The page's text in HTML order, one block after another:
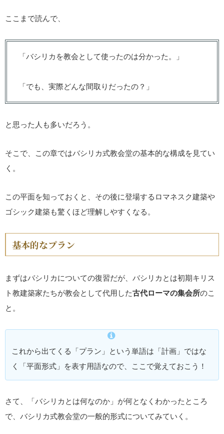
ここまで読んで、
「バシリカを教会として使ったのは分かった。」
「でも、実際どんな間取りだったの？」
と思った人も多いだろう。
そこで、この章ではバシリカ式教会堂の基本的な構成を見てい
く。
この平面を知っておくと、その後に登場するロマネスク建築や
ゴシック建築も驚くほど理解しやすくなる。
基本的なプラン
まずはバシリカについての復習だが、バシリカとは初期キリス
ト教建築家たちが教会として代用した古代ローマの集会所のこ
と。
これから出てくる「プラン」という単語は「計画」ではな
く「平面形式」を表す用語なので、ここで覚えておこう！
さて、「バシリカとは何なのか」が何となくわかったところ
で、バシリカ式教会堂の一般的形式についてみていく。